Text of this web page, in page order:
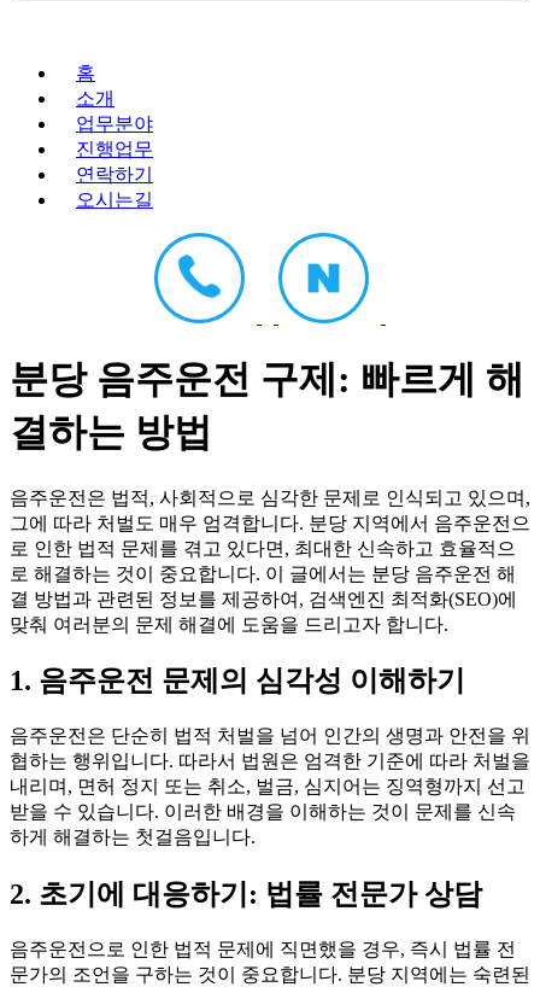
홈
소개
업무분야
진행업무
연락하기
오시는길
분당 음주운전 구제: 빠르게 해
결하는 방법
음주운전은 법적, 사회적으로 심각한 문제로 인식되고 있으며,
그에 따라 처벌도 매우 엄격합니다. 분당 지역에서 음주운전으
로 인한 법적 문제를 겪고 있다면, 최대한 신속하고 효율적으
로 해결하는 것이 중요합니다. 이 글에서는 분당 음주운전 해
결 방법과 관련된 정보를 제공하여, 검색엔진 최적화(SEO)에
맞춰 여러분의 문제 해결에 도움을 드리고자 합니다.
1. 음주운전 문제의 심각성 이해하기
음주운전은 단순히 법적 처벌을 넘어 인간의 생명과 안전을 위
협하는 행위입니다. 따라서 법원은 엄격한 기준에 따라 처벌을
내리며, 면허 정지 또는 취소, 벌금, 심지어는 징역형까지 선고
받을 수 있습니다. 이러한 배경을 이해하는 것이 문제를 신속
하게 해결하는 첫걸음입니다.
2. 초기에 대응하기: 법률 전문가 상담
음주운전으로 인한 법적 문제에 직면했을 경우, 즉시 법률 전
문가의 조언을 구하는 것이 중요합니다. 분당 지역에는 숙련된